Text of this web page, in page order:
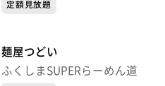
定額見放題
麺屋つどい
ふくしまSUPERらーめん道